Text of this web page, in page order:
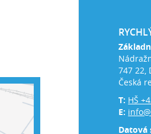
747 22,
Česká
T: HŠ
E: